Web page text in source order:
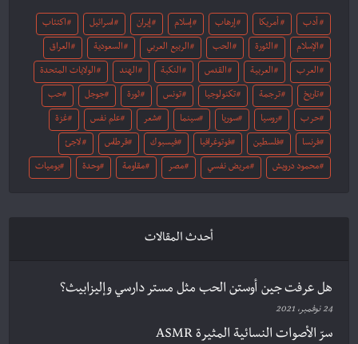
أدب أمريكا إرهاب إسلام إيران اسرائيل اكتئاب
الإسلام الثورة الحب الربيع العربي السعودية العراق
العرب العربية القدس النكبة الهند الولايات المتحدة
تاريخ ترجمة تكنولوجيا تونس ثورة جوجل حب
حرب روسيا سوريا سينما شعر علم نفس غزة
فرنسا فلسطين فوتوغرافيا فيسبوك قرطاس لاجئ
محمود درويش مريض نفسي مصر مقاومة وحدة يوميات
أحدث المقالات
هل عرفت جين أوستن الحب مثل مستر دارسي وإليزابيث؟
24 نوفمبر، 2021
سرّ الأصوات النسائية المثيرة ASMR